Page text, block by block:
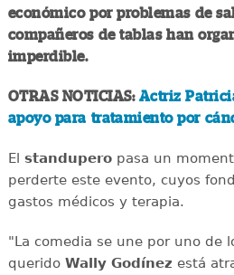
económico por problemas de
compañeros de tablas han
imperdible.
OTRAS NOTICIAS: Actriz
apoyo para tratamiento por
El standuperopasa un
perderte este evento, cuyos
gastos médicos y terapia.
"La comedia se une por uno de
queridoWally Godínez está